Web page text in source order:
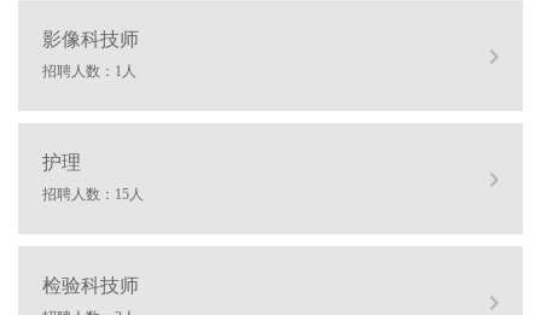
影像科技师
招聘人数：1人
护理
招聘人数：15人
检验科技师